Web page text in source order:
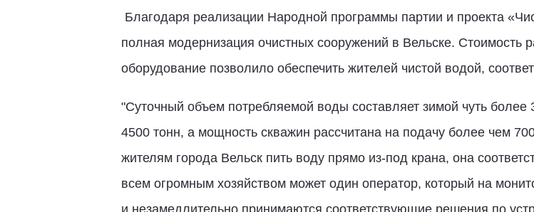
Благодаря реализации Народной программы партии и проекта
полная модернизация очистных сооружений в Вельске. Стоимость
оборудование позволило обеспечить жителей чистой водой,
"Суточный объем потребляемой воды составляет зимой чуть более
4500 тонн, а мощность скважин рассчитана на подачу более чем
жителям города Вельск пить воду прямо из-под крана, она
всем огромным хозяйством может один оператор, который на
и незамедлительно принимаются соответствующие решения по